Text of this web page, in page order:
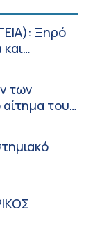
Ξηρό
των
του